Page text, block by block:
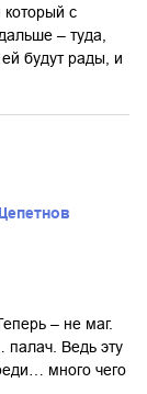
который с
– туда,
будут рады, и
– не маг.
Ведь эту
много чего